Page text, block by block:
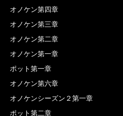
オノケン第四章
オノケン第三章
オノケン第二章
オノケン第一章
ポット第一章
オノケン第六章
オノケンシーズン２第一章
ポット第二章